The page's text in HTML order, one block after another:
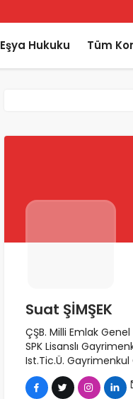
Eşya Hukuku Tüm
Suat ŞİMŞEK
ÇŞB. Milli Emlak
SPK Lisanslı
Ist.Tic.Ü.